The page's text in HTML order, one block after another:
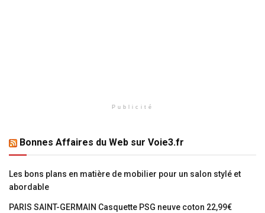
Publicité
Bonnes Affaires du Web sur Voie3.fr
Les bons plans en matière de mobilier pour un salon stylé et
abordable
PARIS SAINT-GERMAIN Casquette PSG neuve coton 22,99€